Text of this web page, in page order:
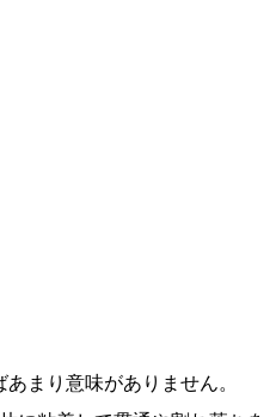
まり意味がありません。